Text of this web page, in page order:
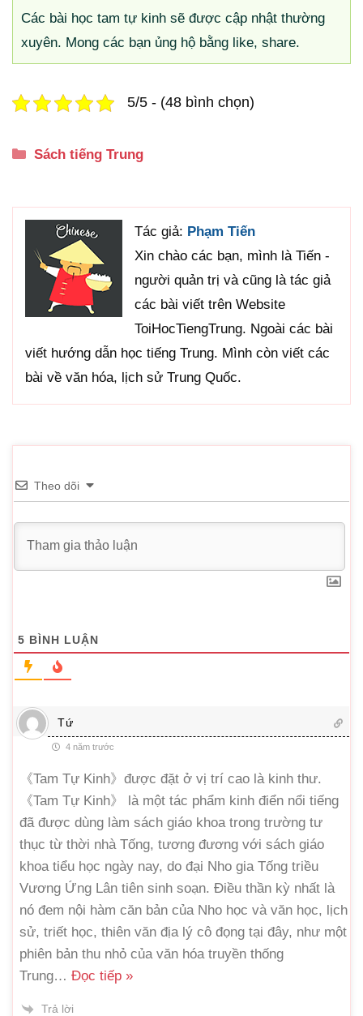
Các bài học tam tự kinh sẽ được cập nhật thường
xuyên. Mong các bạn ủng hộ bằng like, share.
5/5 - (48 bình chọn)
Danh
Sách tiếng Trung
Tác giả: Phạm Tiến
Xin chào các bạn, mình là Tiến -
người quản trị và cũng là tác giả
các bài viết trên Website
ToiHocTiengTrung. Ngoài các bài
viết hướng dẫn học tiếng Trung. Mình còn viết các
bài về văn hóa, lịch sử Trung Quốc.
Theo dõi
5 BÌNH LUẬN
Tứ
4 năm trước
《Tam Tự Kinh》được đặt ở vị trí cao là kinh thư.
《Tam Tự Kinh》 là một tác phẩm kinh điển nổi tiếng
đã được dùng làm sách giáo khoa trong trường tư
thục từ thời nhà Tống, tương đương với sách giáo
khoa tiểu học ngày nay, do đại Nho gia Tống triều
Vương Ứng Lân tiên sinh soạn. Điều thần kỳ nhất là
nó đem nội hàm căn bản của Nho học và văn học, lịch
sử, triết học, thiên văn địa lý cô đọng tại đây, như một
phiên bản thu nhỏ của văn hóa truyền thống
Trung… Đọc tiếp »
Trả lời